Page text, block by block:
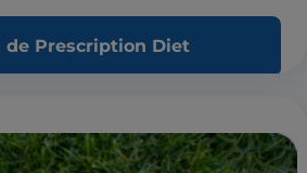
de Prescription Diet